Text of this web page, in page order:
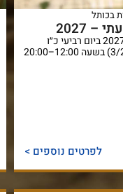
בכותל
2027
טקס השבעה גבעתי – 2027 ביום רביעי כ״ו
בִּשְׁבָט תשפ״ז (3/2/2027) בשעה 12:00–20:00
לפרטים נוספים >